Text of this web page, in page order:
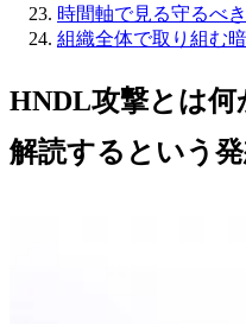
時間軸で見る守るべ
組織全体で取り組む
HNDL攻撃とは
解読するという